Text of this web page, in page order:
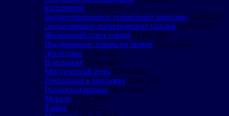
восприятие 06.09.2023
Бюджетирование и управление запасами 31.05.2023
составляющие логистических циклов 01.05.2023
Жизненный цикл товара 01.05.2023
Продвижение товара на рынок 25.04.2023
Логистика 02.03.2023
В человеке 20.02.2023
Мистический путь 23.01.2023
Революция в продажах 11.01.2023
Рыцарская мораль 02.01.2023
Мораль 27.12.2022
Тайна 04.12.2022